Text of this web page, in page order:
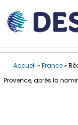
Accueil » France»
Provence, après la